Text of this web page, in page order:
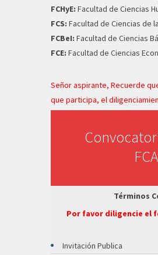
FCHyE: Facultad de Ciencias
FCS: Facultad de Ciencias de
FCBeI: Facultad de Ciencias
FCE: Facultad de Ciencias
Señor aspirante, Recuerde
que participa, el
Términos
Por favor diligencie el
Invitación Publica